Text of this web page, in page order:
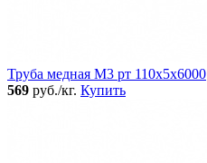
Труба медная М3 рт 110х5х6000
569 руб./кг. Купить